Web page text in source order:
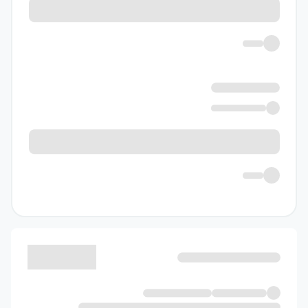
مثال‌های جذاب و طنز برای جلوگیری از خشکی
مطالب استفاده کرده‌اند و حجم درسنامه‌ها